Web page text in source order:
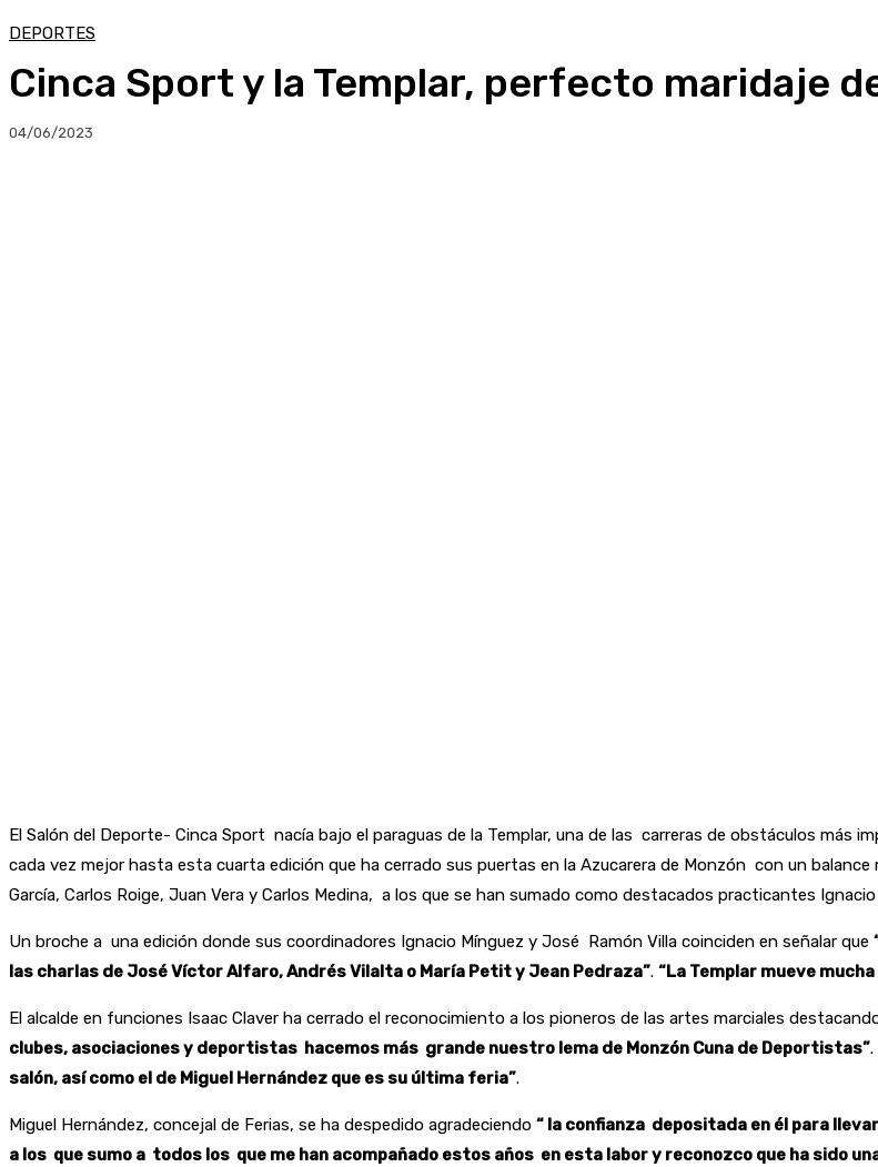
DEPORTES
Cinca Sport y la Templar, perfecto maridaje
04/06/2023
El Salón del Deporte- Cinca Sport nacía bajo el paraguas de la Templar, una de las carreras de obstáculos
cada vez mejor hasta esta cuarta edición que ha cerrado sus puertas en la Azucarera de Monzón con un
García, Carlos Roige, Juan Vera y Carlos Medina, a los que se han sumado como destacados practicantes
Un broche a una edición donde sus coordinadores Ignacio Mínguez y José Ramón Villa coinciden en señalar que
las charlas de José Víctor Alfaro, Andrés Vilalta o María Petit y Jean Pedraza”. “La Templar mueve
El alcalde en funciones Isaac Claver ha cerrado el reconocimiento a los pioneros de las artes marciales
clubes, asociaciones y deportistas hacemos más grande nuestro lema de Monzón Cuna de Deportistas”.
salón, así como el de Miguel Hernández que es su última feria”.
Miguel Hernández, concejal de Ferias, se ha despedido agradeciendo “ la confianza depositada en él para
a los que sumo a todos los que me han acompañado estos años en esta labor y reconozco que ha sido